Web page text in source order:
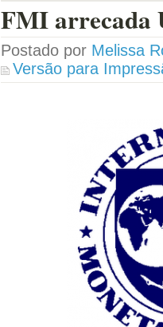
FMI arrecada
Postado por Melissa
Versão para